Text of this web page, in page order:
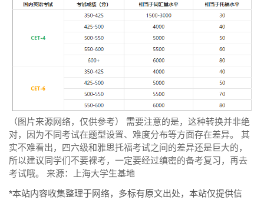
（图片来源网络，仅供参考） 需要注意的是，这种转换并非绝
对，因为不同考试在题型设置、难度分布等方面存在差异。 其
实不难看出，四六级和雅思托福考试之间的差异还是巨大的，
所以建议同学们不要裸考，一定要经过缜密的备考复习，再去
考试哦。 来源：上海大学生基地
*本站内容收集整理于网络，多标有原文出处，本站仅提供信